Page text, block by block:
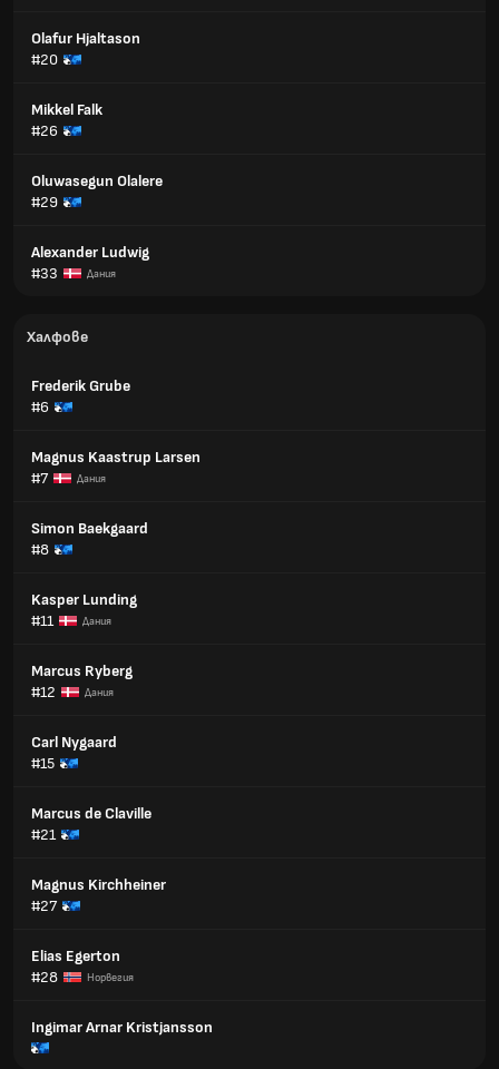
Olafur Hjaltason
#20
Mikkel Falk
#26
Oluwasegun Olalere
#29
Alexander Ludwig
#33
Дания
Халфове
Frederik Grube
#6
Magnus Kaastrup Larsen
#7
Дания
Simon Baekgaard
#8
Kasper Lunding
#11
Дания
Marcus Ryberg
#12
Дания
Carl Nygaard
#15
Marcus de Claville
#21
Magnus Kirchheiner
#27
Elias Egerton
#28
Норвегия
Ingimar Arnar Kristjansson